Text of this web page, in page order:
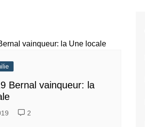
Bernal vainqueur: la
2